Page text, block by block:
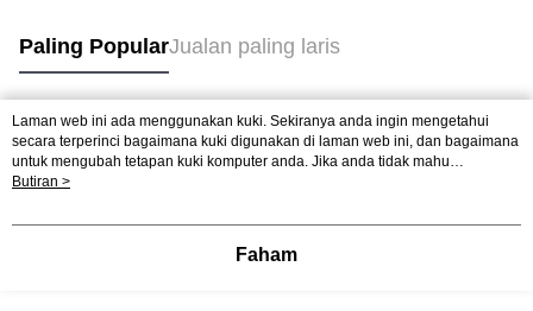
Paling PopularJualan paling laris
Tag Popular
Laman web ini ada menggunakan kuki. Sekiranya anda ingin mengetahui
secara terperinci bagaimana kuki digunakan di laman web ini, dan bagaimana
untuk mengubah tetapan kuki komputer anda. Jika anda tidak mahu
menggunakan kuki di komputer anda, sila rujuk penerangan mengenai kuki.
mengetahui secara terperinci bagaimana kuki digunakan di laman web ini,
mahu menggunakan kuki di komputer anda, sila rujuk penerangan mengenai
Butiran >
Faham